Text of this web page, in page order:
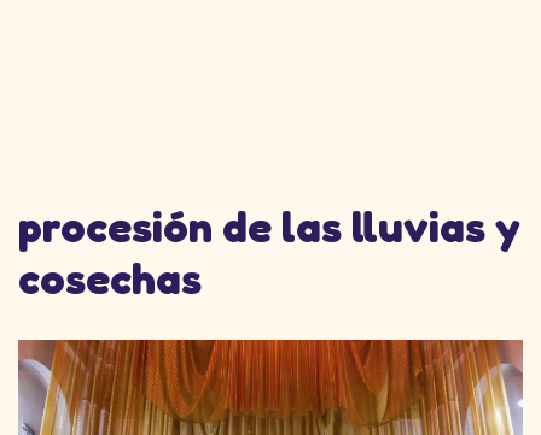
procesión de las lluvias y
cosechas